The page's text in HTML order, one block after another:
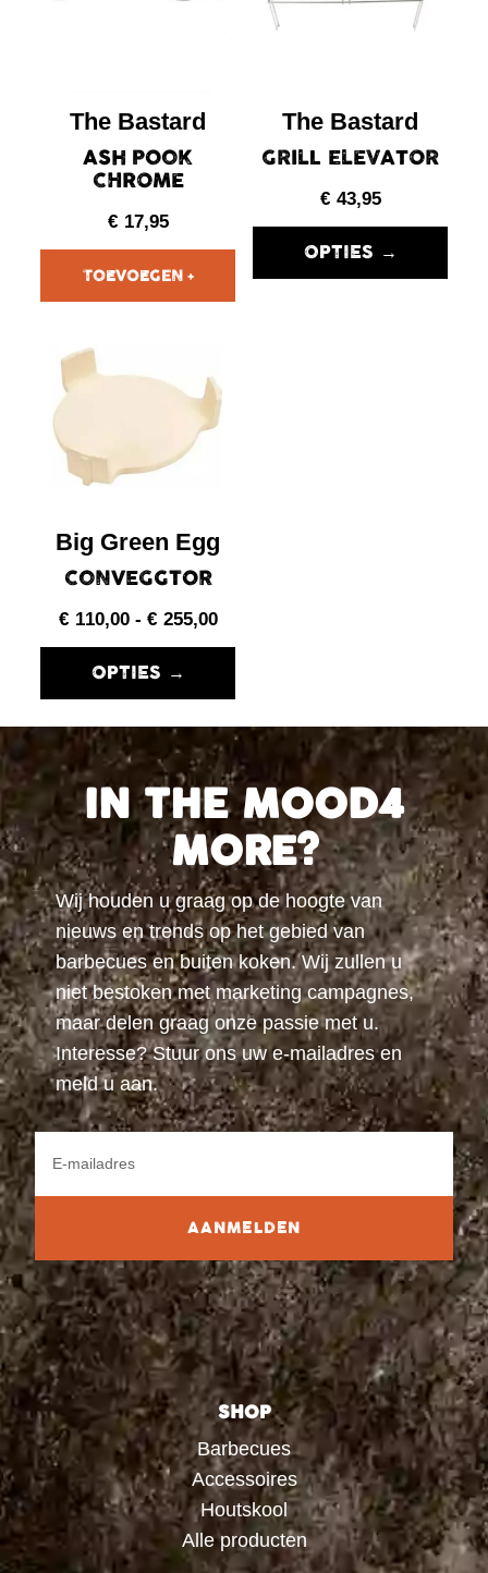
The Bastard
ASH POOK
CHROME
€ 17,95
The Bastard
GRILL ELEVATOR
€ 43,95
OPTIES →
Big Green Egg
CONVEGGTOR
€ 110,00 - € 255,00
OPTIES →
IN THE MOOD4
MORE?
Wij houden u graag op de hoogte van
nieuws en trends op het gebied van
barbecues en buiten koken. Wij zullen u
niet bestoken met marketing campagnes,
maar delen graag onze passie met u.
Interesse? Stuur ons uw e-mailadres en
meld u aan.
AANMELDEN
SHOP
Barbecues
Accessoires
Houtskool
Alle producten